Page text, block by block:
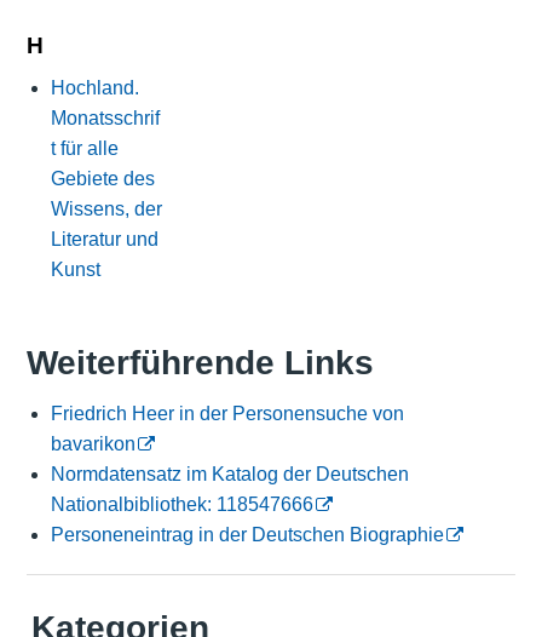
H
Hochland.
Monatsschrif
t für alle
Gebiete des
Wissens, der
Literatur und
Kunst
Weiterführende Links
Friedrich Heer in der Personensuche von
bavarikon
Normdatensatz im Katalog der Deutschen
Nationalbibliothek: 118547666
Personeneintrag in der Deutschen Biographie
Kategorien